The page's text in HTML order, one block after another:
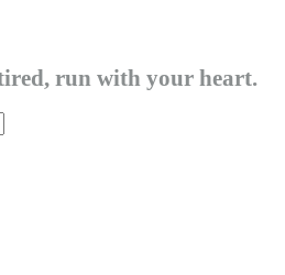
run with your heart.